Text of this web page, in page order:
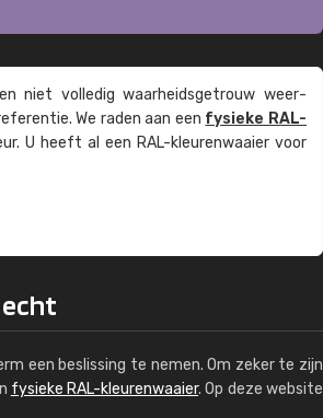
niet volledig waarheids­­getrouw weer­
We raden aan een fysieke RAL-
U heeft al een RAL-kleuren­waaier voor
echt
een beslissing te nemen. Om zeker te zijn
fysieke RAL-kleurenwaaier. Op deze website
Kambier BV